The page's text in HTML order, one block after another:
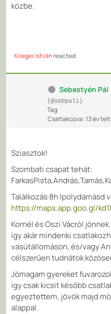
közbe.
Krieger Istvánreacted
Sebestyén Pál
(@sebpali)
Tag
Csatlakozva: 13 év telt
Sziasztok!
Szombati csapat tehát:
Találkozás 8h Ipolydamásd
https://maps.app.goo.gl/
Kornél és Oszi Vácról
így akár mindenki
vasútállomáson, és/vagy
célszerűen tudnátok
Jómagam gyereket
így csak kicsit később
egyeztettem, jövök majd
alappal.